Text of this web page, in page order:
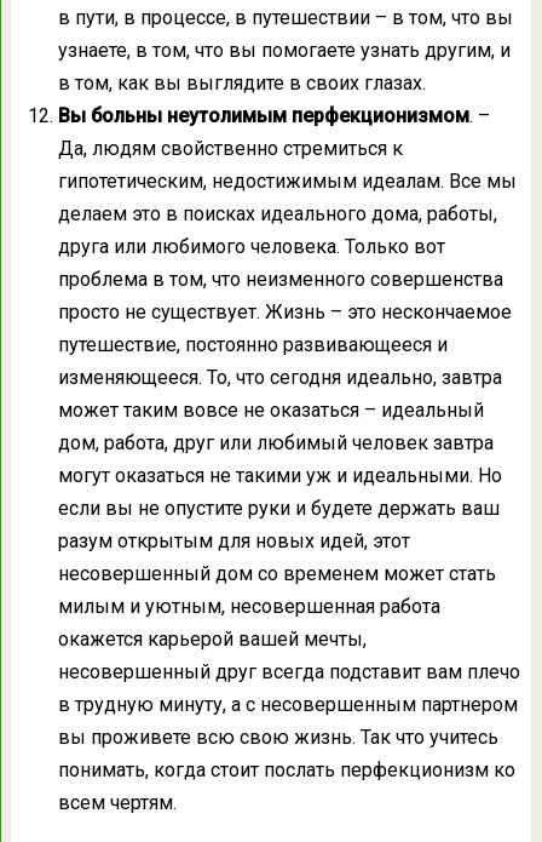
в пути, в процессе, в путешествии – в том, что вы
узнаете, в том, что вы помогаете узнать другим, и
в том, как вы выглядите в своих глазах.
Вы больны неутолимым перфекционизмом. –
Да, людям свойственно стремиться к
гипотетическим, недостижимым идеалам. Все мы
делаем это в поисках идеального дома, работы,
друга или любимого человека. Только вот
проблема в том, что неизменного совершенства
просто не существует. Жизнь – это нескончаемое
путешествие, постоянно развивающееся и
изменяющееся. То, что сегодня идеально, завтра
может таким вовсе не оказаться – идеальный
дом, работа, друг или любимый человек завтра
могут оказаться не такими уж и идеальными. Но
если вы не опустите руки и будете держать ваш
разум открытым для новых идей, этот
несовершенный дом со временем может стать
милым и уютным, несовершенная работа
окажется карьерой вашей мечты,
несовершенный друг всегда подставит вам плечо
в трудную минуту, а с несовершенным партнером
вы проживете всю свою жизнь. Так что учитесь
понимать, когда стоит послать перфекционизм ко
всем чертям.